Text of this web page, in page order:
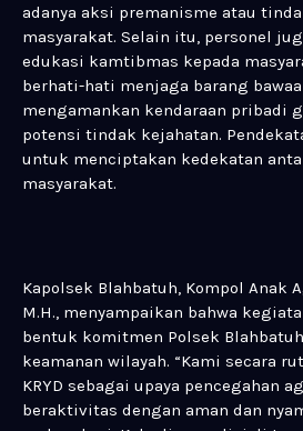
adanya aksi premanisme atau
masyarakat. Selain itu, personel
edukasi kamtibmas kepada
berhati-hati menjaga barang
mengamankan kendaraan pribadi
potensi tindak kejahatan.
untuk menciptakan kedekatan
masyarakat.
Kapolsek Blahbatuh, Kompol Anak
M.H., menyampaikan bahwa
bentuk komitmen Polsek
keamanan wilayah. “Kami secara
KRYD sebagai upaya pencegahan
beraktivitas dengan aman dan